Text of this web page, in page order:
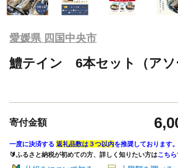
愛媛県 四国中央市
鱧テイン 6本セット（アソ
寄付金額
一度に決済する 返礼品数は３つ以内を推奨しております。
🔰ふるさと納税が初めての方、詳しく知りたい方はこちら